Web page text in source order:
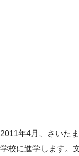
2011年4月、さいた
学校に進学します。